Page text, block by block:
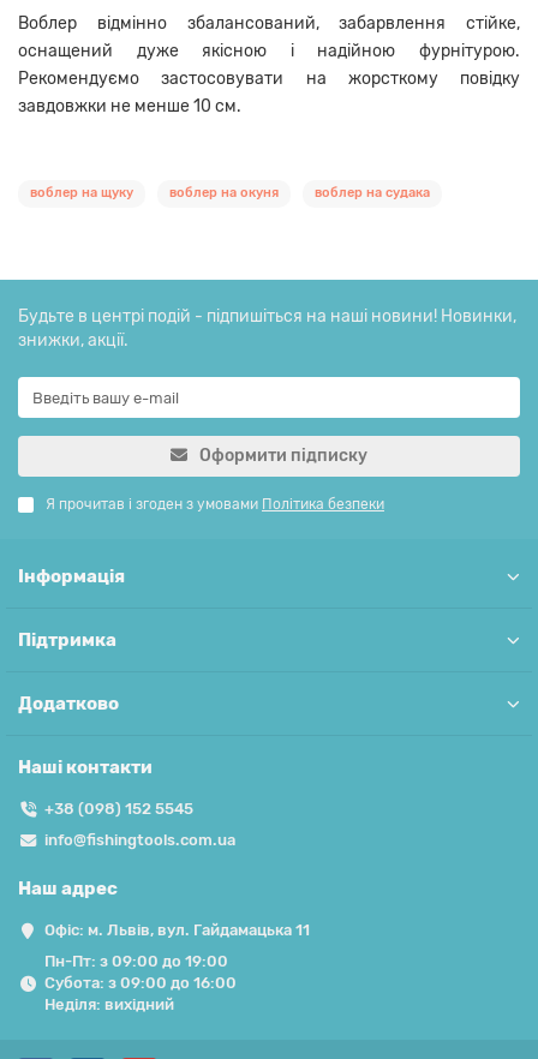
Воблер відмінно збалансований, забарвлення стійке,
оснащений дуже якісною і надійною фурнітурою.
Рекомендуємо застосовувати на жорсткому повідку
завдовжки не менше 10 см.
воблер на щуку воблер на окуня воблер на судака
Будьте в центрі подій - підпишіться на наші новини! Новинки,
знижки, акції.
Оформити підписку
Я прочитав і згоден з умовами Політика безпеки
Інформація
Підтримка
Додатково
Наші контакти
+38 (098) 152 5545
info@fishingtools.com.ua
Наш адрес
Офіс: м. Львів, вул. Гайдамацька 11
Пн-Пт: з 09:00 до 19:00
Субота: з 09:00 до 16:00
Неділя: вихідний